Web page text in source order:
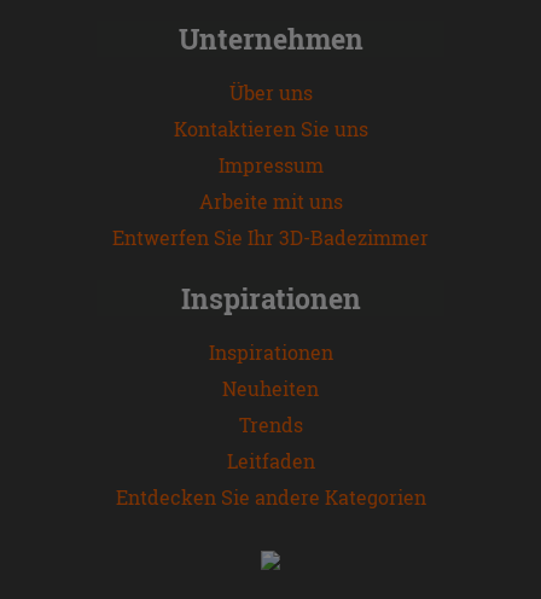
Unternehmen
Über uns
Kontaktieren Sie uns
Impressum
Arbeite mit uns
Entwerfen Sie Ihr 3D-Badezimmer
Inspirationen
Inspirationen
Neuheiten
Trends
Leitfaden
Entdecken Sie andere Kategorien